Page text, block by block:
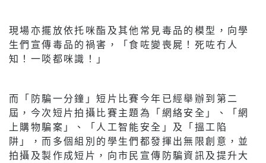
現場亦擺放依托咪酯及其他常見毒品的模型，向學
生們宣傳毒品的禍害，「食咗變喪屍！死咗冇人
知！一啖都咪識！」
而「防騙一分鐘」短片比賽今年已經舉辦到第二
屆，今次短片拍攝比賽主題為「網絡安全」、「網
上購物騙案」、「人工智能安全」及「搵工陷
阱」，而多個組別的學生們都發揮出無限創意，並
拍攝及製作成短片，向市民宣傳防騙資訊及提升大